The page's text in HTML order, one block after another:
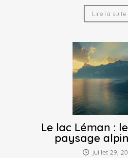
Lire la suite
Le lac Léman :
paysage
juillet 29,